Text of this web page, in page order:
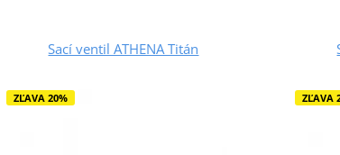
Sací ventil ATHENA Titán
ZĽAVA 20% ZĽAVA